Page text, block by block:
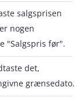
salgsprisen
nogen
"Salgspris før".
det,
grænsedato.